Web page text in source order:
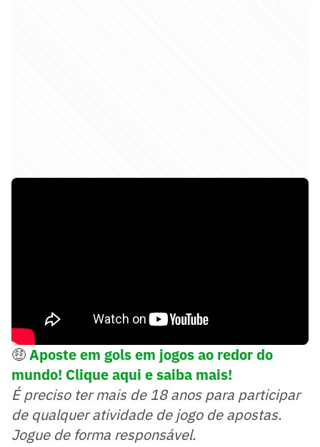
🤑Aposte em gols em jogos ao redor do
mundo! Clique aqui e saiba mais!
É preciso ter mais de 18 anos para participar
de qualquer atividade de jogo de apostas.
Jogue de forma responsável.